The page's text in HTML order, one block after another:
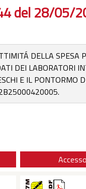
del 28/05/
DELLA SPESA
DEI LABORATORI
E IL PONTORMO